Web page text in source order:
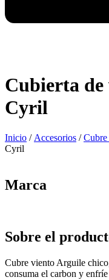
Cubierta de
Cyril
Inicio / Accesorios /
Cyril
Marca
Sobre el
Cubre viento Arguile
consuma el carbon y